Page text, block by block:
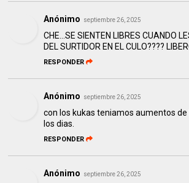
Anónimo septiembre 26, 2025
CHE...SE SIENTEN LIBRES CUANDO
DEL SURTIDOR EN EL CULO????
RESPONDER
Anónimo septiembre 26, 2025
con los kukas teniamos aumentos
los dias.
RESPONDER
Anónimo septiembre 26, 2025